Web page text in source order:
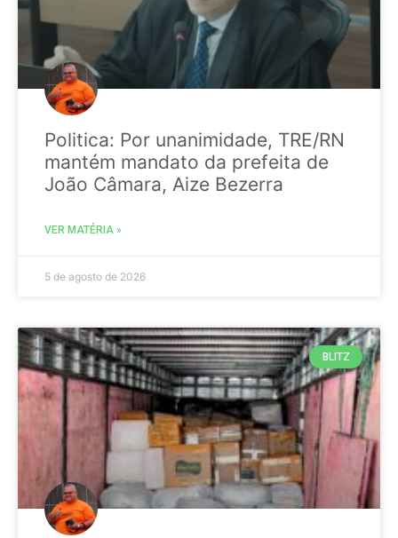
Politica: Por unanimidade, TRE/RN
mantém mandato da prefeita de
João Câmara, Aize Bezerra
VER MATÉRIA »
5 de agosto de 2026
BLITZ